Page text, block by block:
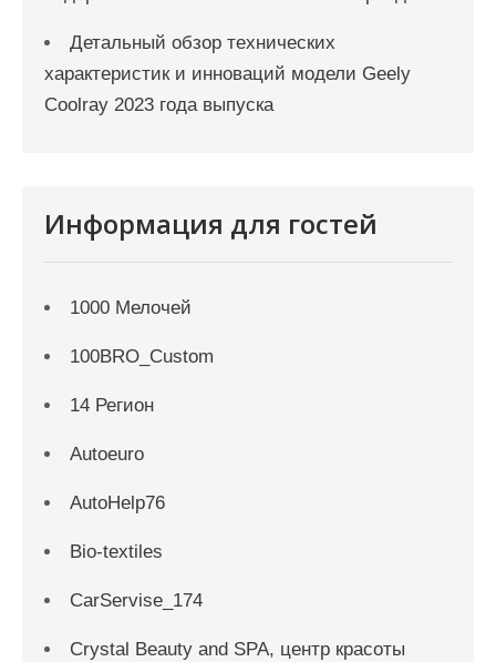
Детальный обзор технических
характеристик и инноваций модели Geely
Coolray 2023 года выпуска
Информация для гостей
1000 Мелочей
100BRO_Custom
14 Регион
Autoeuro
AutoHelp76
Bio-textiles
CarServise_174
Crystal Beauty and SPA, центр красоты